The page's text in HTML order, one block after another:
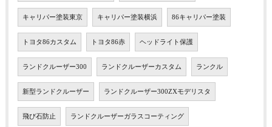
キャリパー塗装東京 キャリパー塗装横浜 86キャリパー塗装
トヨタ86カスタム トヨタ86赤 ヘッドライト保護
ランドクルーザー300 ランドクルーザーカスタム ランクル
新型ランドクルーザー ランドクルーザー300ZXモデリスタ
飛び石防止 ランドクルーザーガラスコーティング